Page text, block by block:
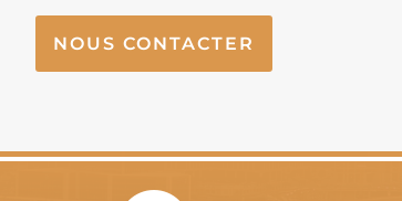
NOUS CONTACTER